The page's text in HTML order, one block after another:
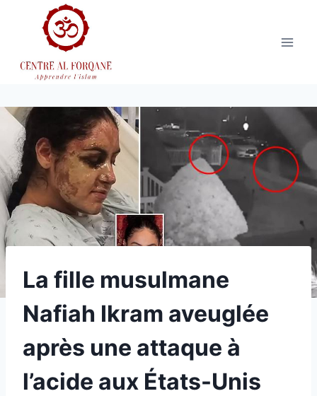
La fille musulmane
Nafiah Ikram aveuglée
après une attaque à
l’acide aux États-Unis